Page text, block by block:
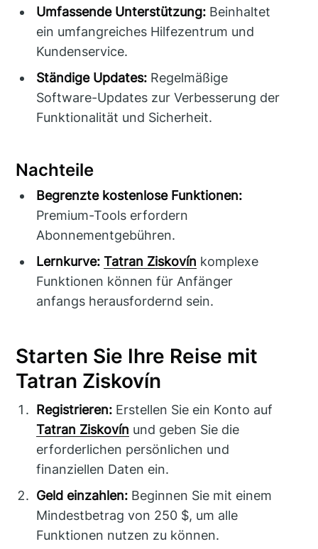
Umfassende Unterstützung: Beinhaltet
ein umfangreiches Hilfezentrum und
Kundenservice.
Ständige Updates: Regelmäßige
Software-Updates zur Verbesserung der
Funktionalität und Sicherheit.
Nachteile
Begrenzte kostenlose Funktionen:
Premium-Tools erfordern
Abonnementgebühren.
Lernkurve: Tatran Ziskovín komplexe
Funktionen können für Anfänger
anfangs herausfordernd sein.
Starten Sie Ihre Reise mit
Tatran Ziskovín
Registrieren: Erstellen Sie ein Konto auf
Tatran Ziskovín und geben Sie die
erforderlichen persönlichen und
finanziellen Daten ein.
Geld einzahlen: Beginnen Sie mit einem
Mindestbetrag von 250 $, um alle
Funktionen nutzen zu können.